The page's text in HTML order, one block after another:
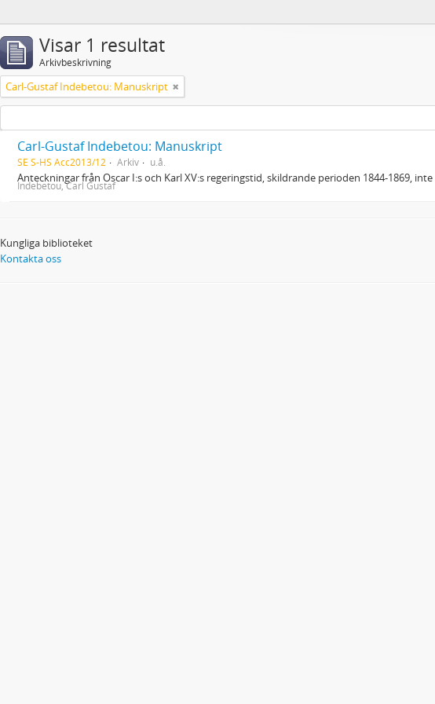
Visar 1 resultat
Arkivbeskrivning
Carl-Gustaf Indebetou: Manuskript
Carl-Gustaf Indebetou: Manuskript
SE S-HS Acc2013/12 Arkiv u.å.
Anteckningar från Oscar I:s och Karl XV:s regeringstid, skildrande perioden 1844-1869,
Indebetou, Carl Gustaf
Kungliga biblioteket
Kontakta oss